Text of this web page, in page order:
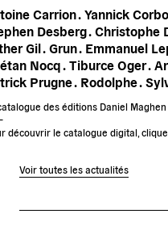
Carrion .Yannick
Desberg . Christophe
Gil . Grun . Emmanuel
Nocq . Tiburce Oger .
Prugne . Rodolphe .
des éditions Daniel
découvrir le catalogue digital,
Voir toutes les actualités